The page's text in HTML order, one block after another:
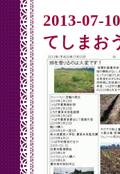
2013-07-
てしまお